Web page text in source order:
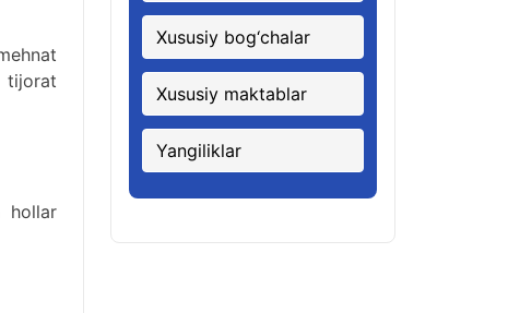
tijorat
hollar
Xususiy bog‘chalar
Xususiy maktablar
Yangiliklar